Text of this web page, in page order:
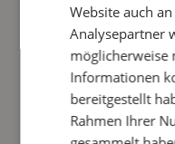
Produkt IN
Frage zum Artikel
Website auch
Analysepartner
möglicherweise
Informationen
bereitgestellt
Rahmen Ihrer